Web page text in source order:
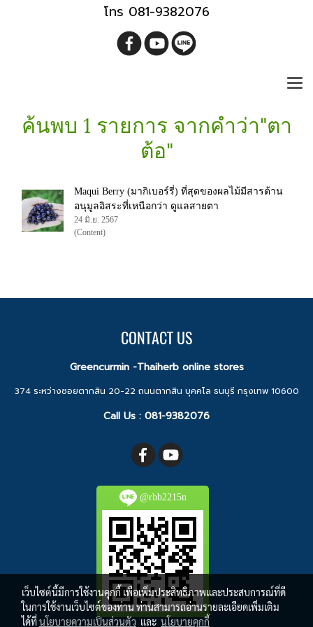
โทร 081-9382076
ค้นพบ 1 รายการ จากคำว่า"ตา
ต้อ"
Maqui Berry (มากิเบอร์รี่) ที่สุดของผลไม้มีสารต้าน
อนุมูลอิสระที่เหนือกว่า ดูแลสายตา
24 มิ.ย. 2567
(Content)
CONTACT US
Greencurmin -Thaiherb online stores
374 ระหว่างซอยตากสิน 20-22 ถนนตากสิน บุคคโล ธนบุรี กรุงเทพ 10600
Call Us : 081-9382076
@rbb2215n
เว็บไซต์นี้มีการใช้งานคุกกี้ เพื่อเพิ่มประสิทธิภาพและประสบการณ์ที่ดี
ในการใช้งานเว็บไซต์ของท่าน ท่านสามารถอ่านรายละเอียดเพิ่มเติม
ได้ที่นโยบายความเป็นส่วนตัวและนโยบายคุกกี้